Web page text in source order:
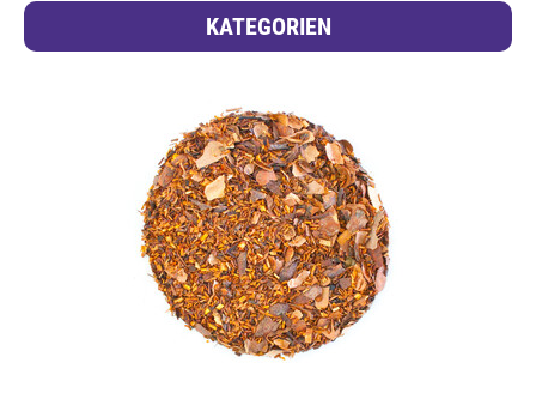
KATEGORIEN